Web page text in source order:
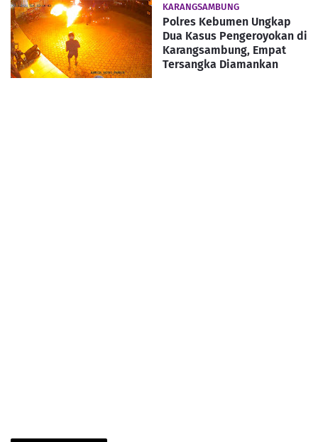
KARANGSAMBUNG
Polres Kebumen Ungkap
Dua Kasus Pengeroyokan di
Karangsambung, Empat
Tersangka Diamankan